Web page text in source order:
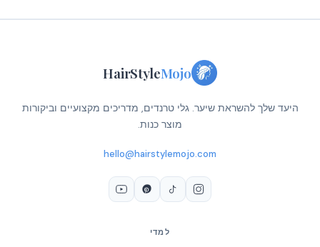
HairStyleMojo
היעד שלך להשראת שיער. גלי טרנדים, מדריכים מקצועיים וביקורות
מוצר כנות.
hello@hairstylemojo.com
למדי